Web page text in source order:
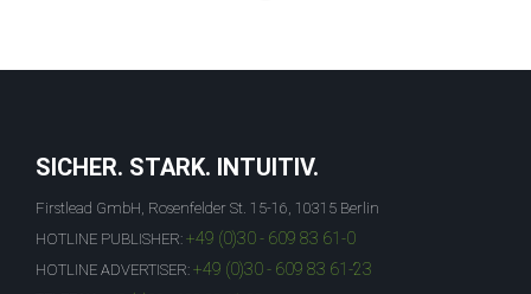
SICHER. STARK. INTUITIV.
Firstlead GmbH, Rosenfelder St. 15-16, 10315 Berlin
HOTLINE PUBLISHER: +49 (0)30 - 609 83 61-0
HOTLINE ADVERTISER: +49 (0)30 - 609 83 61-23